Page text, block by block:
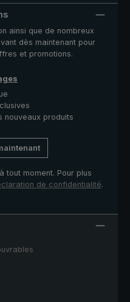
poignée.
ainsi que de nombreux
dès maintenant pour
et promotions.
nouveaux produits
tout moment. Pour plus
de confidentialité.